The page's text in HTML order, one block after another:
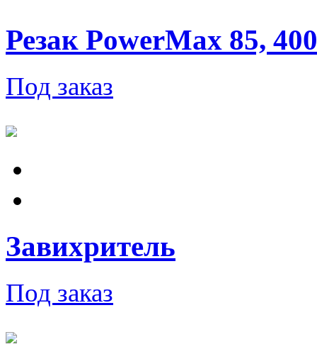
Резак PowerMax 85,
Под заказ
Завихритель
Под заказ